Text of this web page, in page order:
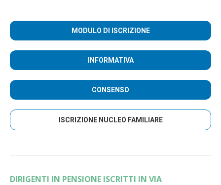
MODULO DI ISCRIZIONE
INFORMATIVA
CONSENSO
ISCRIZIONE NUCLEO FAMILIARE
DIRIGENTI IN PENSIONE ISCRITTI IN VIA